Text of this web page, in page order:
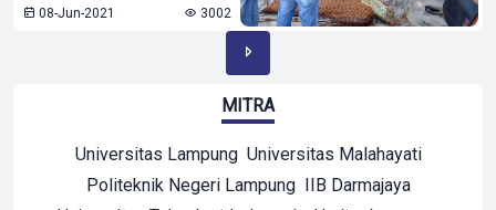
08-Jun-2021 3002
MITRA
Universitas Lampung Universitas Malahayati
Politeknik Negeri Lampung IIB Darmajaya